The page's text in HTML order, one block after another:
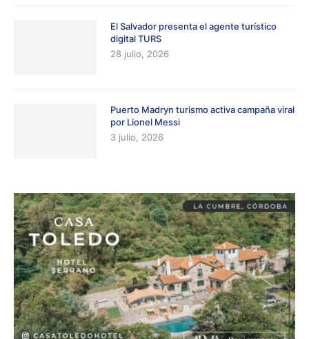
El Salvador presenta el agente turístico
digital TURS
28 julio, 2026
Puerto Madryn turismo activa campaña viral
por Lionel Messi
3 julio, 2026